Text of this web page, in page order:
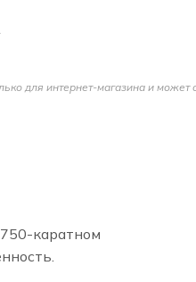
для интернет-магазина и может
каратном